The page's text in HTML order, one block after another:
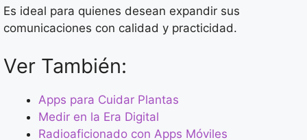
Es ideal para quienes desean expandir sus
comunicaciones con calidad y practicidad.
Ver También:
Apps para Cuidar Plantas
Medir en la Era Digital
Radioaficionado con Apps Móviles